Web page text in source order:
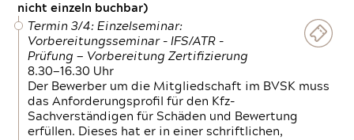
nicht einzeln buchbar)
Termin 3/4: Einzelseminar:
Vorbereitungsseminar - IFS/ATR -
Prüfung — Vorbereitung Zertifizierung
8.30—16.30 Uhr
Der Bewerber um die Mitgliedschaft im BVSK muss
das Anforderungsprofil für den Kfz-
Sachverständigen für Schäden und Bewertung
erfüllen. Dieses hat er in einer schriftlichen,